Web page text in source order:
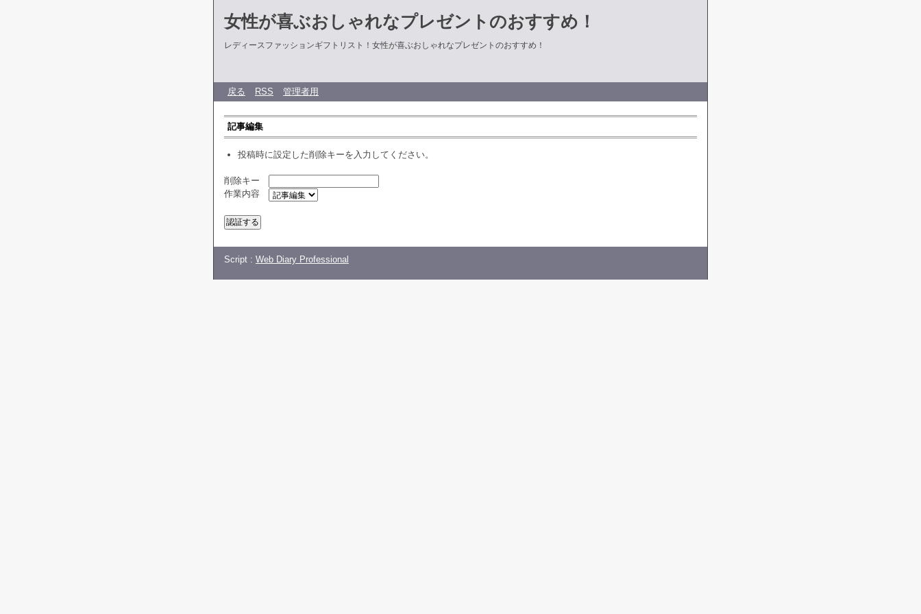
女性が喜ぶおしゃれなプレゼントのおすすめ！
レディースファッションギフトリスト！女性が喜ぶおしゃれなプレゼントのおすすめ！
戻る RSS 管理者用
記事編集
投稿時に設定した削除キーを入力してください。
削除キー
作業内容
Script : Web Diary Professional